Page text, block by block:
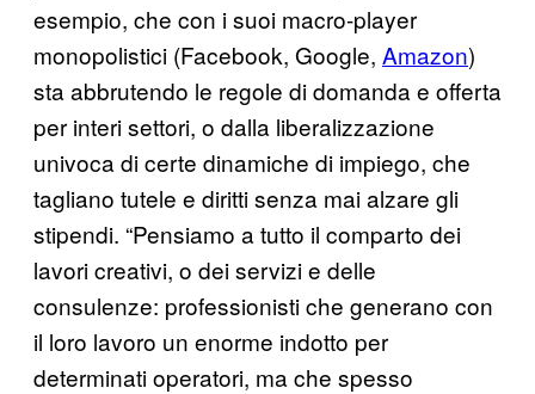
esempio, che con i suoi macro-player
monopolistici (Facebook, Google, Amazon)
sta abbrutendo le regole di domanda e offerta
per interi settori, o dalla liberalizzazione
univoca di certe dinamiche di impiego, che
tagliano tutele e diritti senza mai alzare gli
stipendi. “Pensiamo a tutto il comparto dei
lavori creativi, o dei servizi e delle
consulenze: professionisti che generano con
il loro lavoro un enorme indotto per
determinati operatori, ma che spesso